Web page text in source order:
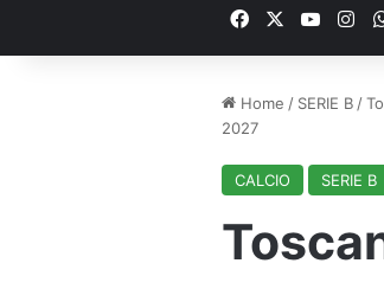
FacebookYou
Home / SERIE B /
2027
CALCIO SERIE B